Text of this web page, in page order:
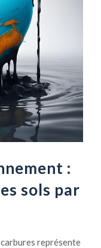
:
sols par
représente